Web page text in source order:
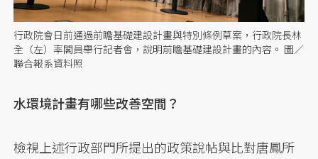
行政院會日前通過前瞻基礎建設計畫與特別條例草案，行政院長林
全（左）率閣員舉行記者會，說明前瞻基礎建設計畫的內容。 圖／
聯合報系資料照
水環境計畫有哪些改善空間？
檢視上述行政部門所提出的政策說帖與比對唐鳳所